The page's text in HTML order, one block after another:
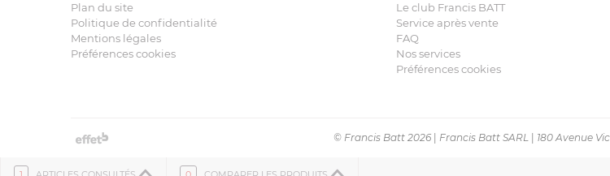
Plan du site
Politique de confidentialité
Mentions légales
Préférences cookies
Le club Francis BATT
Service après vente
FAQ
Nos services
Préférences cookies
© Francis Batt 2026 Francis Batt SARL 180 Avenue